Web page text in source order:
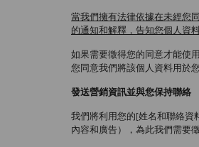
當我們擁有法律依據在未經您
的通知和解釋，告知您個人資
如果需要徵得您的同意才能使
您同意我們將該個人資料用於
發送營銷資訊並與您保持聯絡
我們將利用您的[姓名和聯絡資
內容和廣告），為此我們需要